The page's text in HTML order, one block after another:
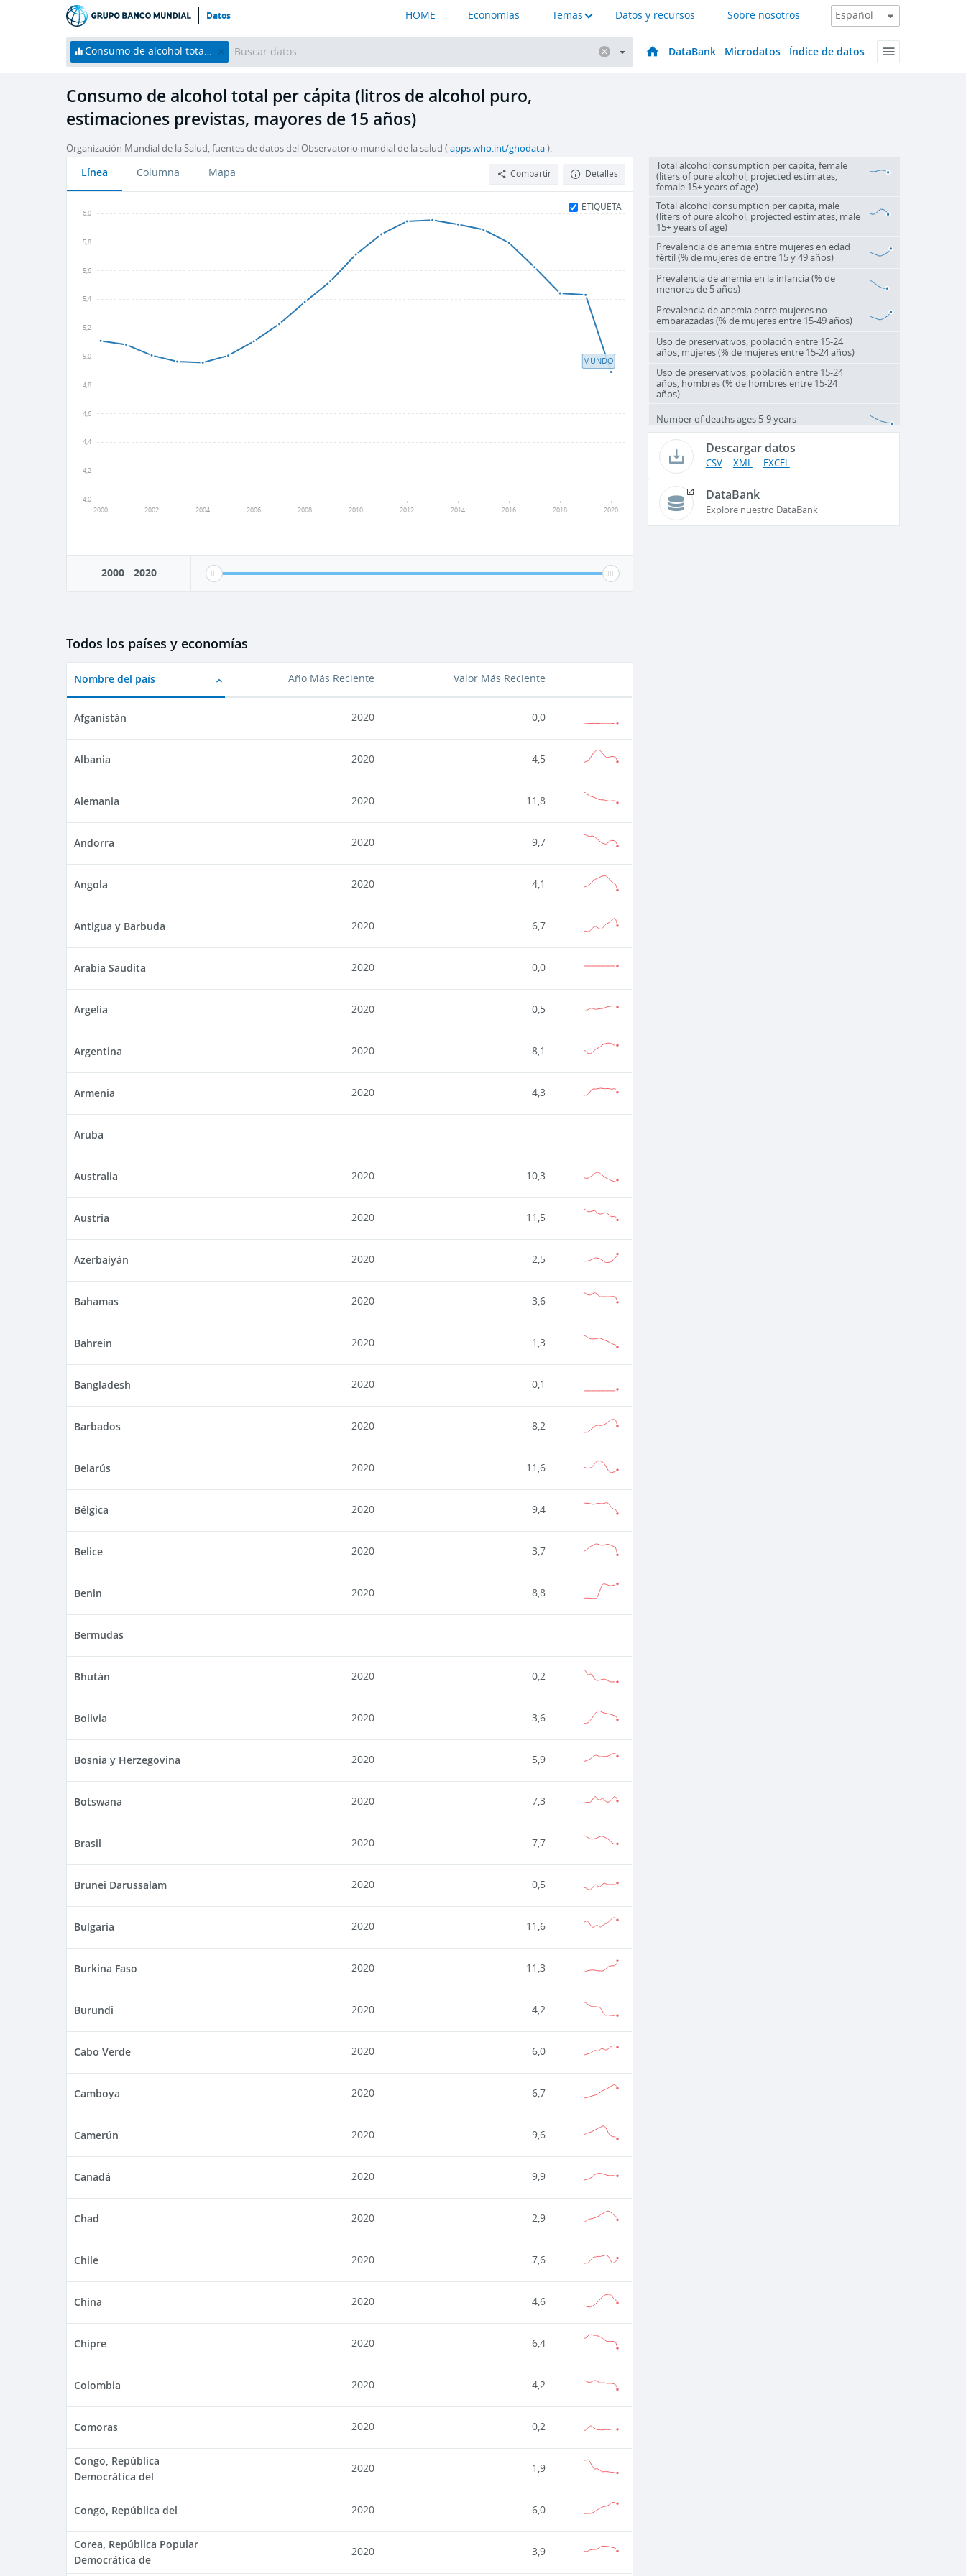
Datos HOME Economías Temas Datos y recursos Sobre nosotros
Consumo de alcohol total per cápita (litros de alcohol puro, estimaciones previstas, mayores de 15 años) DataBank Microdatos Índice de datos
Consumo de alcohol total per cápita (litros de alcohol puro,
estimaciones previstas, mayores de 15 años)
Organización Mundial de la Salud, fuentes de datos del Observatorio mundial de la salud ( apps.who.int/ghodata ).
Línea Columna Mapa Compartir Detalles
ETIQUETA
2000 2002 2004 2006 2008 2010 2012 2014 2016 2018 2020
4,0
4,2
4,4
4,6
4,8
5,0
5,2
5,4
5,6
5,8
6,0
MUNDO
2000- 2020
Total alcohol consumption per capita, female
(liters of pure alcohol, projected estimates,
female 15+ years of age)
Total alcohol consumption per capita, male
(liters of pure alcohol, projected estimates, male
15+ years of age)
Prevalencia de anemia entre mujeres en edad
fértil (% de mujeres de entre 15 y 49 años)
Prevalencia de anemia en la infancia (% de
menores de 5 años)
Prevalencia de anemia entre mujeres no
embarazadas (% de mujeres entre 15-49 años)
Uso de preservativos, población entre 15-24
años, mujeres (% de mujeres entre 15-24 años)
Uso de preservativos, población entre 15-24
años, hombres (% de hombres entre 15-24
años)
Number of deaths ages 5-9 years
Descargar datos
CSV XML EXCEL
DataBank
Explore nuestro DataBank
Todos los países y economías
Nombre del país Año Más Reciente Valor Más Reciente
Afganistán 2020 0,0
Albania 2020 4,5
Alemania 2020 11,8
Andorra 2020 9,7
Angola 2020 4,1
Antigua y Barbuda 2020 6,7
Arabia Saudita 2020 0,0
Argelia 2020 0,5
Argentina 2020 8,1
Armenia 2020 4,3
Aruba
Australia 2020 10,3
Austria 2020 11,5
Azerbaiyán 2020 2,5
Bahamas 2020 3,6
Bahrein 2020 1,3
Bangladesh 2020 0,1
Barbados 2020 8,2
Belarús 2020 11,6
Bélgica 2020 9,4
Belice 2020 3,7
Benin 2020 8,8
Bermudas
Bhután 2020 0,2
Bolivia 2020 3,6
Bosnia y Herzegovina 2020 5,9
Botswana 2020 7,3
Brasil 2020 7,7
Brunei Darussalam 2020 0,5
Bulgaria 2020 11,6
Burkina Faso 2020 11,3
Burundi 2020 4,2
Cabo Verde 2020 6,0
Camboya 2020 6,7
Camerún 2020 9,6
Canadá 2020 9,9
Chad 2020 2,9
Chile 2020 7,6
China 2020 4,6
Chipre 2020 6,4
Colombia 2020 4,2
Comoras 2020 0,2
Congo, República
Democrática del
2020 1,9
Congo, República del 2020 6,0
Corea, República Popular
Democrática de
2020 3,9